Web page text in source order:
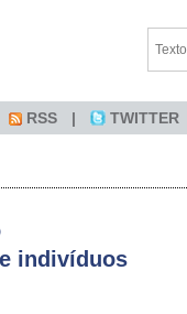
RSS TWITTER
indivíduos